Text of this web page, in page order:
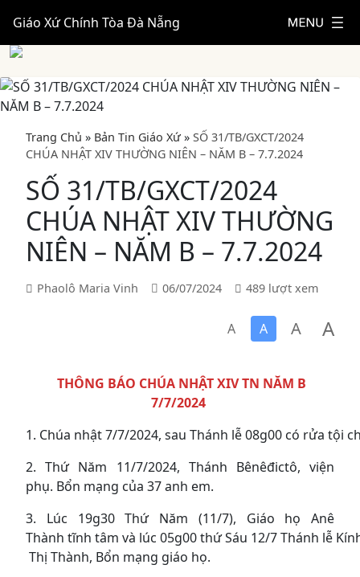
Giáo Xứ Chính Tòa Đà Nẵng
Trang Chủ » Bản Tin Giáo Xứ » SỐ 31/TB/GXCT/2024
CHÚA NHẬT XIV THƯỜNG NIÊN – NĂM B – 7.7.2024
SỐ 31/TB/GXCT/2024
CHÚA NHẬT XIV THƯỜNG
NIÊN – NĂM B – 7.7.2024
Phaolô Maria Vinh 06/07/2024 489 lượt xem
A A A A
THÔNG BÁO CHÚA NHẬT XIV TN NĂM B
7/7/2024
1. Chúa nhật 7/7/2024, sau Thánh lễ 08g00 có rửa tội
2. Thứ Năm 11/7/2024, Thánh Bênêđictô, viện
phụ. Bổn mạng của 37 anh em.
3. Lúc 19g30 Thứ Năm (11/7), Giáo họ Anê
Thành tĩnh tâm và lúc 05g00 thứ Sáu 12/7 Thánh lễ
Thị Thành, Bổn mạng giáo họ.